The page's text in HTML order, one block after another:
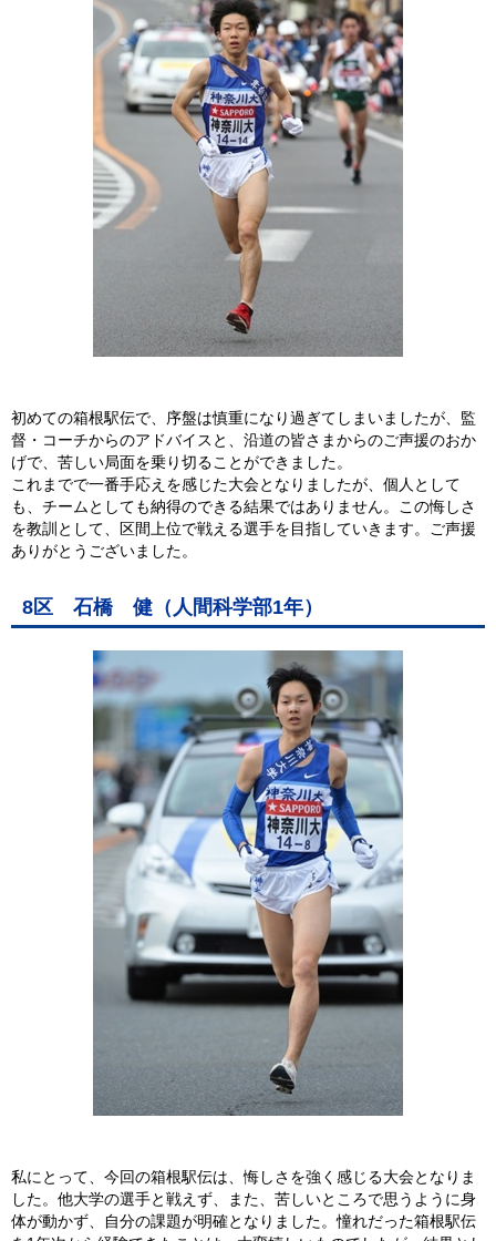
初めての箱根駅伝で、序盤は慎重になり過ぎてしまいましたが、監
督・コーチからのアドバイスと、沿道の皆さまからのご声援のおか
げで、苦しい局面を乗り切ることができました。
これまでで一番手応えを感じた大会となりましたが、個人として
も、チームとしても納得のできる結果ではありません。この悔しさ
を教訓として、区間上位で戦える選手を目指していきます。ご声援
ありがとうございました。
8区 石橋 健（人間科学部1年）
私にとって、今回の箱根駅伝は、悔しさを強く感じる大会となりま
した。他大学の選手と戦えず、また、苦しいところで思うように身
体が動かず、自分の課題が明確となりました。憧れだった箱根駅伝